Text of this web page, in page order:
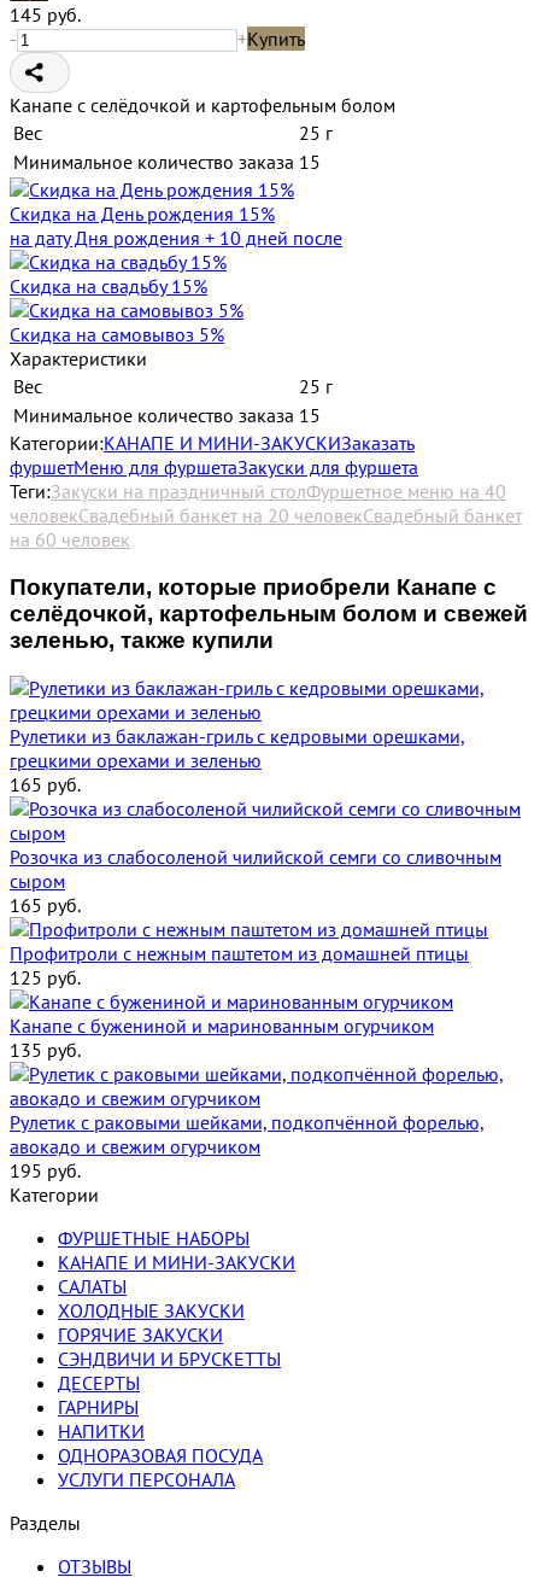
145 руб.
-
+Купить
Канапе с селёдочкой и картофельным болом
Вес
25 г
Минимальное количество заказа 15
Скидка на День рождения 15%
на дату Дня рождения + 10 дней после
Скидка на свадьбу 15%
Скидка на самовывоз 5%
Характеристики
Вес
25 г
Минимальное количество заказа 15
Категории:КАНАПЕ И МИНИ-ЗАКУСКИЗаказать
фуршетМеню для фуршетаЗакуски для фуршета
Теги:Закуски на праздничный столФуршетное меню на 40
человекСвадебный банкет на 20 человекСвадебный банкет
на 60 человек
Покупатели, которые приобрели Канапе с
селёдочкой, картофельным болом и свежей
зеленью, также купили
Рулетики из баклажан-гриль с кедровыми орешками,
грецкими орехами и зеленью
165 руб.
Розочка из слабосоленой чилийской семги со сливочным
сыром
165 руб.
Профитроли с нежным паштетом из домашней птицы
125 руб.
Канапе с бужениной и маринованным огурчиком
135 руб.
Рулетик с раковыми шейками, подкопчённой форелью,
авокадо и свежим огурчиком
195 руб.
Категории
ФУРШЕТНЫЕ НАБОРЫ
КАНАПЕ И МИНИ-ЗАКУСКИ
САЛАТЫ
ХОЛОДНЫЕ ЗАКУСКИ
ГОРЯЧИЕ ЗАКУСКИ
СЭНДВИЧИ И БРУСКЕТТЫ
ДЕСЕРТЫ
ГАРНИРЫ
НАПИТКИ
ОДНОРАЗОВАЯ ПОСУДА
УСЛУГИ ПЕРСОНАЛА
Разделы
ОТЗЫВЫ